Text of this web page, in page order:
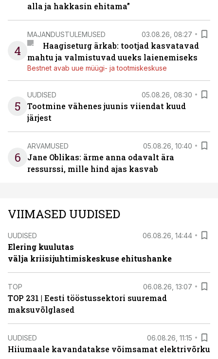
alla ja hakkasin ehitama”
4
MAJANDUSTULEMUSED 03.08.26, 08:27
Haagiseturg ärkab: tootjad kasvatavad
mahtu ja valmistuvad uueks laienemiseks
Bestnet avab uue müügi- ja tootmiskeskuse
5
UUDISED 05.08.26, 08:30
Tootmine vähenes juunis viiendat kuud
järjest
6
ARVAMUSED 05.08.26, 10:40
Jane Oblikas: ärme anna odavalt ära
ressurssi, mille hind ajas kasvab
VIIMASED UUDISED
UUDISED 06.08.26, 14:44
Elering kuulutas
välja kriisijuhtimiskeskuse ehitushanke
TOP 06.08.26, 13:07
TOP 231 | Eesti tööstussektori suuremad
maksuvõlglased
UUDISED 06.08.26, 11:15
Hiiumaale kavandatakse võimsamat elektrivõrku